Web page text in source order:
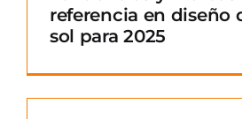
referencia en diseño
sol para 2025